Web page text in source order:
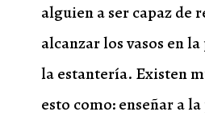
alguien a ser capaz de
alcanzar los vasos en
la estantería. Existen
esto como: enseñar a